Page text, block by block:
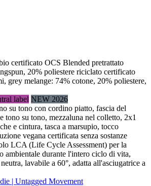
certificato OCS Blended pretrattato
20% poliestere riciclato certificato
grey melange: 74% cotone, 20% poliestere,
label NEW 2026
su tono con cordino piatto, fascia del
tono su tono, mezzaluna nel colletto, 2x1
e cintura, tasca a marsupio, tocco
vegana certificata senza sostanze
LCA (Life Cycle Assessment) per la
ambientale durante l'intero ciclo di vita,
lavabile a 60°, adatta all'asciugatrice a
| Untagged Movement